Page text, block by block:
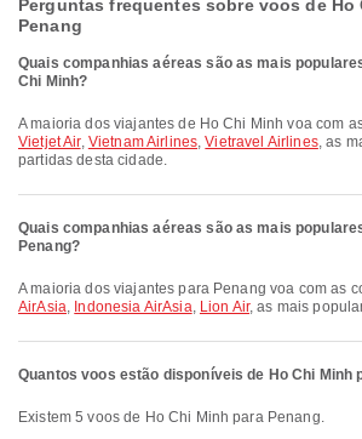
Perguntas frequentes sobre voos de Ho
Penang
Quais companhias aéreas são as mais
Chi Minh?
A maioria dos viajantes de Ho Chi Minh voa com
Vietjet Air, Vietnam Airlines,Vietravel Airlines, as
partidas desta cidade.
Quais companhias aéreas são as mais
Penang?
A maioria dos viajantes para Penang voa com as
AirAsia, Indonesia AirAsia, Lion Air, as mais
Quantos voos estão disponíveis de Ho Chi Minh
Existem 5 voos de Ho Chi Minh para Penang.